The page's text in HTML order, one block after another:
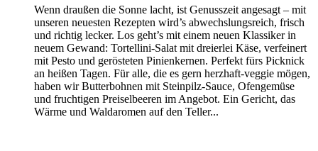
Wenn draußen die Sonne lacht, ist Genusszeit angesagt – mit
unseren neuesten Rezepten wird’s abwechslungsreich, frisch
und richtig lecker. Los geht’s mit einem neuen Klassiker in
neuem Gewand: Tortellini-Salat mit dreierlei Käse, verfeinert
mit Pesto und gerösteten Pinienkernen. Perfekt fürs Picknick
an heißen Tagen. Für alle, die es gern herzhaft-veggie mögen,
haben wir Butterbohnen mit Steinpilz-Sauce, Ofengemüse
und fruchtigen Preiselbeeren im Angebot. Ein Gericht, das
Wärme und Waldaromen auf den Teller...